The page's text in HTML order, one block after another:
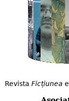
Revista Ficțiunea